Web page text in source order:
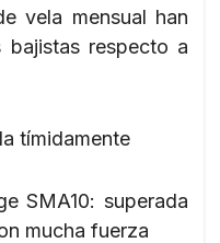
vela mensual han
bajistas respecto a
tímidamente
SMA10: superada
mucha fuerza